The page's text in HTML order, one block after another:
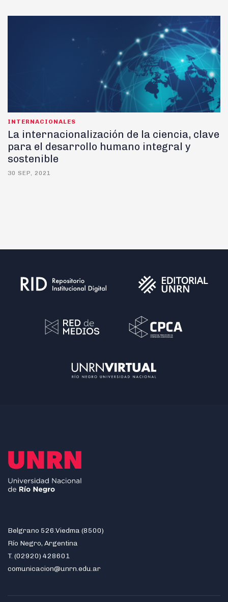
INTERNACIONALES
La internacionalización de la ciencia, clave
para el desarrollo humano integral y
sostenible
30 SEP, 2021
Belgrano 526.Viedma (8500)
Río Negro, Argentina
T. (02920) 428601
comunicacion@unrn.edu.ar